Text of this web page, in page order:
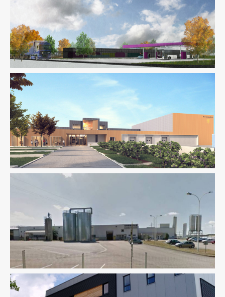
Industrie
Environnement / ICPE Industrie Ingenierie TCE
Industrie Ingenierie TCE Pilotage D'opération / MOEX